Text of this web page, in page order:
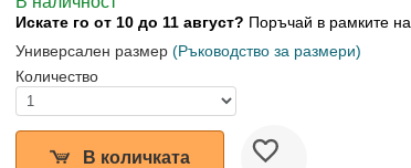
Искате го от 10 до 11 август? Поръчай в рамките на
Универсален размер (Ръководство за размери)
Количество
В количката